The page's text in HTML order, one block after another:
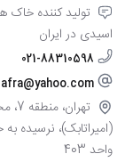
تولید کننده خاک
اسیدی در ایران
021-88310598
واحد 403